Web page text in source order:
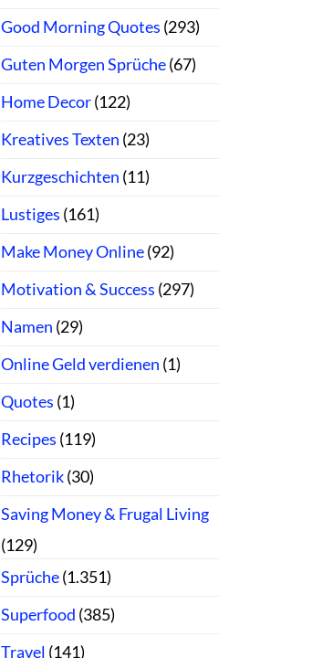
Good Morning Quotes (293)
Guten Morgen Sprüche(67)
Home Decor(122)
Kreatives Texten (23)
Kurzgeschichten (11)
Lustiges (161)
Make Money Online(92)
Motivation & Success (297)
Namen (29)
Online Geld verdienen (1)
Quotes (1)
Recipes (119)
Rhetorik(30)
Saving Money & Frugal Living
(129)
Sprüche(1.351)
Superfood (385)
Travel (141)